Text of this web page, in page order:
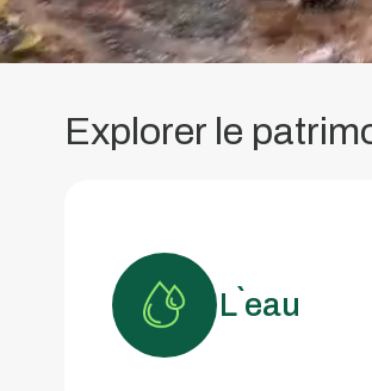
Explorer le
L`eau